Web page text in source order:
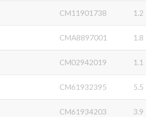
CM11901738 1.2
CMA8897001 1.8
CM02942019 1.1
CM61932395 5.5
CM61934203 3.9